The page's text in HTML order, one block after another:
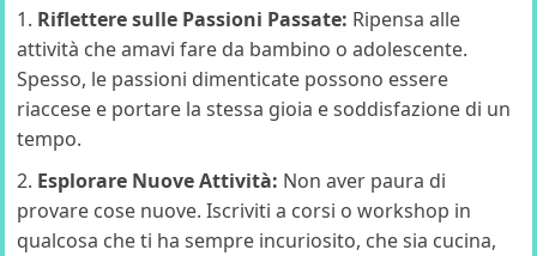
Riflettere sulle Passioni Passate: Ripensa alle
attività che amavi fare da bambino o adolescente.
Spesso, le passioni dimenticate possono essere
riaccese e portare la stessa gioia e soddisfazione di un
tempo.
Esplorare Nuove Attività: Non aver paura di
provare cose nuove. Iscriviti a corsi o workshop in
qualcosa che ti ha sempre incuriosito, che sia cucina,